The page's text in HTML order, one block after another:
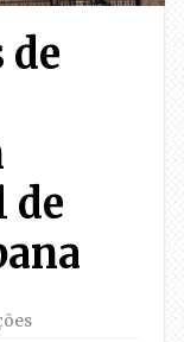
de